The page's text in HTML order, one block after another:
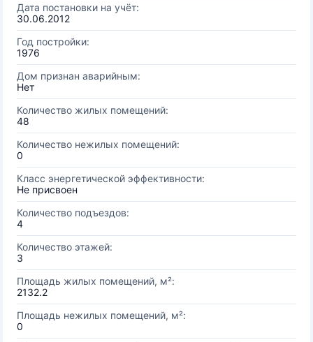
Дата постановки на учёт:
30.06.2012
Год постройки:
1976
Дом признан аварийным:
Нет
Количество жилых помещений:
48
Количество нежилых помещений:
0
Класс энергетической эффективности:
Не присвоен
Количество подъездов:
4
Количество этажей:
3
Площадь жилых помещений, м²:
2132.2
Площадь нежилых помещений, м²:
0